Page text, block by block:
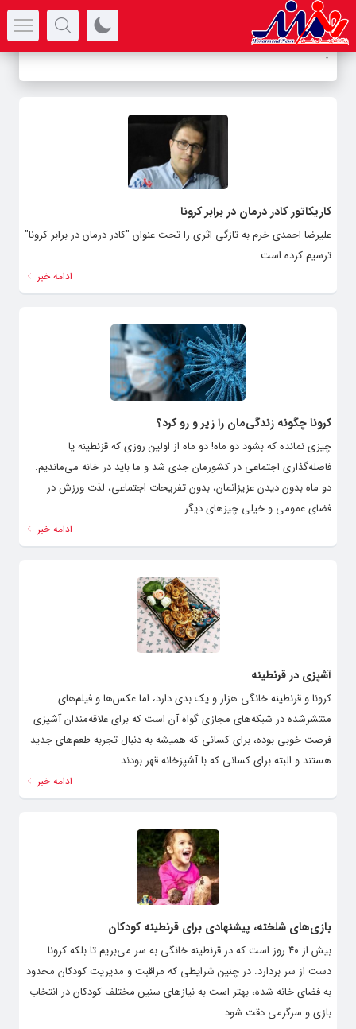
-
کاریکاتور کادر درمان در برابر کرونا
علیرضا احمدی خرم به تازگی اثری را تحت عنوان "کادر درمان در برابر کرونا"
ترسیم کرده است.
ادامه خبر
کرونا چگونه زندگی‌مان را زیر و رو کرد؟
چیزی نمانده که بشود دو ماه! دو ماه از اولین روزی که قزنطینه یا
فاصله‌گذاری اجتماعی در کشورمان جدی شد و ما باید در خانه می‌ماندیم.
دو ماه بدون دیدن عزیزانمان، بدون تفریحات اجتماعی، لذت ورزش در
فضای عمومی و خیلی چیزهای دیگر.
ادامه خبر
آشپزی در قرنطینه
کرونا و قرنطینه خانگی هزار و یک بدی دارد، اما عکس‌ها و فیلم‌های
منتشرشده در شبکه‌های مجازی گواه آن است که برای علاقه‌مندان آشپزی
فرصت خوبی بوده، برای کسانی که همیشه به دنبال تجربه‌ طعم‌های جدید
هستند و البته برای کسانی که با آشپزخانه‌ قهر بودند.
ادامه خبر
بازی‌های شلخته، پیشنهادی برای قرنطینه کودکان
بیش از ۴۰ روز است که در قرنطینه خانگی به سر می‌بریم تا بلکه کرونا
دست از سر بردارد. در چنین شرایطی که مراقبت و مدیریت کودکان محدود
به فضای خانه شده، بهتر است به نیازهای سنین مختلف کودکان در انتخاب
بازی و سرگرمی دقت شود.